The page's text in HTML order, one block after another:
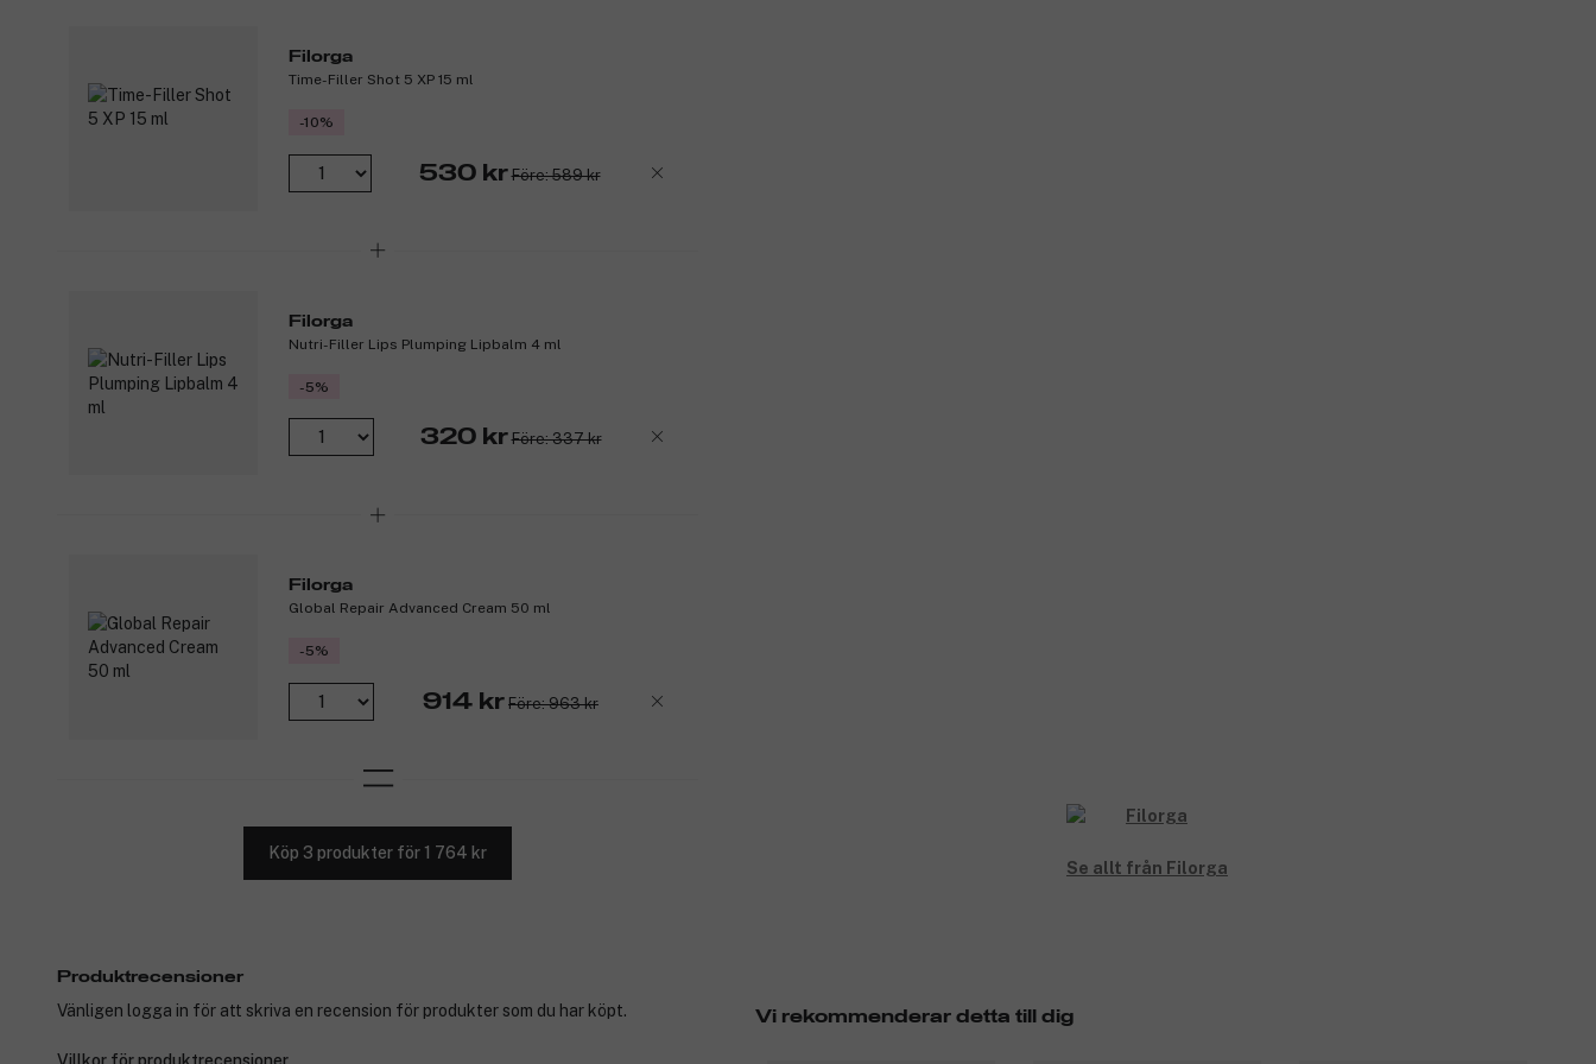
Filorga
Time-Filler Shot 5 XP 15 ml
-10%
530 kr Före: 589 kr
Filorga
Nutri-Filler Lips Plumping Lipbalm 4 ml
-5%
320 kr Före: 337 kr
Filorga
Global Repair Advanced Cream 50 ml
-5%
914 kr Före: 963 kr
Köp 3 produkter för 1 764 kr
Se allt från Filorga
Vi rekommenderar detta till dig
Produktrecensioner
Vänligen logga in för att skriva en recension för produkter som du har köpt.